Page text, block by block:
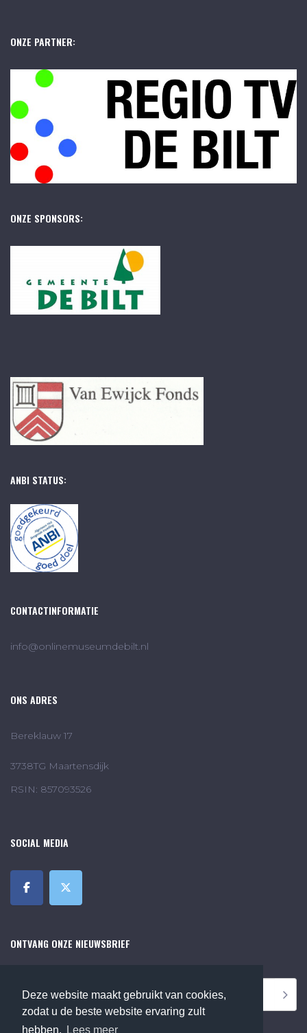
Deze website maakt gebruikt van cookies,
zodat u de beste website ervaring zult
hebben.
Lees meer
ONZE PARTNER:
ONZE SPONSORS:
ANBI STATUS:
CONTACTINFORMATIE
info@onlinemuseumdebilt.nl
ONS ADRES
Bereklauw 17
3738TG Maartensdijk
RSIN: 857093526
SOCIAL MEDIA
ONTVANG ONZE NIEUWSBRIEF